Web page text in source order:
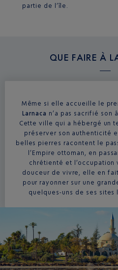
partie de l’île.
QUE FAIRE À
Même si elle accueille le
Larnaca n’a pas sacrifié son
Cette ville qui a hébergé un
préserver son authenticité
belles pierres racontent le
l’Empire ottoman, en
chrétienté et l’occupation
douceur de vivre, elle en
pour rayonner sur une
quelques-uns de ses sites